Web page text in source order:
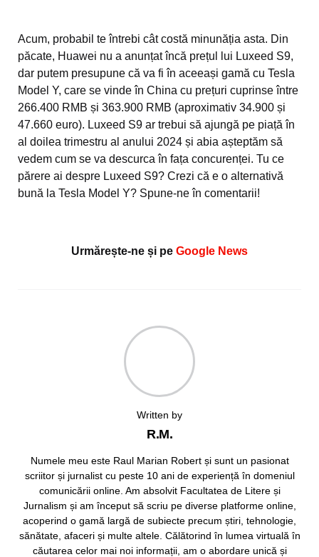
Acum, probabil te întrebi cât costă minunăția asta. Din
păcate, Huawei nu a anunțat încă prețul lui Luxeed S9,
dar putem presupune că va fi în aceeași gamă cu Tesla
Model Y, care se vinde în China cu prețuri cuprinse între
266.400 RMB și 363.900 RMB (aproximativ 34.900 și
47.660 euro). Luxeed S9 ar trebui să ajungă pe piață în
al doilea trimestru al anului 2024 și abia așteptăm să
vedem cum se va descurca în fața concurenței. Tu ce
părere ai despre Luxeed S9? Crezi că e o alternativă
bună la Tesla Model Y? Spune-ne în comentarii!
Urmărește-ne și pe Google News
Written by
R.M.
Numele meu este Raul Marian Robert și sunt un pasionat
scriitor și jurnalist cu peste 10 ani de experiență în domeniul
comunicării online. Am absolvit Facultatea de Litere și
Jurnalism și am început să scriu pe diverse platforme online,
acoperind o gamă largă de subiecte precum știri, tehnologie,
sănătate, afaceri și multe altele. Călătorind în lumea virtuală în
căutarea celor mai noi informații, am o abordare unică și